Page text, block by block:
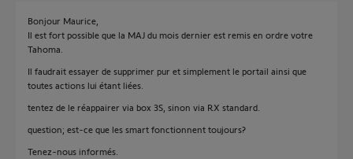
Bonjour Maurice,
Il est fort possible que la MAJ du mois dernier est remis en ordre votre
Tahoma.
Il faudrait essayer de supprimer pur et simplement le portail ainsi que
toutes actions lui étant liées.
tentez de le réappairer via box 3S, sinon via RX standard.
question; est-ce que les smart fonctionnent toujours?
Tenez-nous informés.